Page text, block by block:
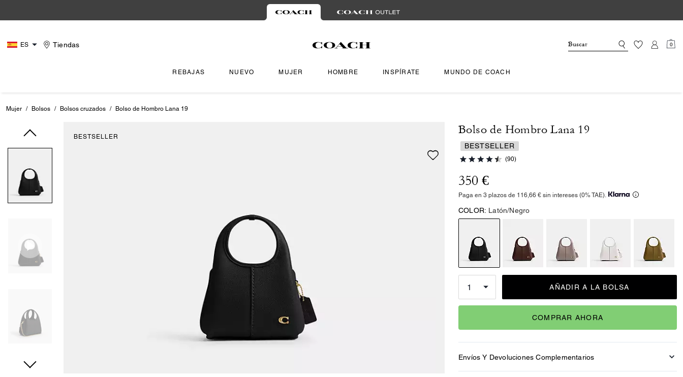
ES Tiendas 0
REBAJAS NUEVO MUJER HOMBRE INSPÍRATE MUNDO DE COACH
Mujer / Bolsos / Bolsos cruzados / Bolso de Hombro Lana 19
BESTSELLER
Bolso de Hombro Lana 19
BESTSELLER
(90)
350 €
Paga en 3 plazos de 116,66 € sin intereses (0% TAE).
COLOR: Latón/Negro
AÑADIR A LA BOLSA
COMPRAR AHORA
Envíos Y Devoluciones Complementarios